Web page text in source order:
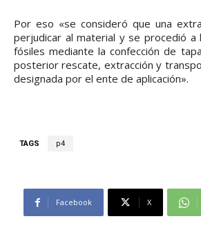
Por eso «se consideró que una
perjudicar al material y se procedió a
fósiles mediante la confección de
posterior rescate, extracción y
designada por el ente de aplicación».
TAGS p4
Facebook X